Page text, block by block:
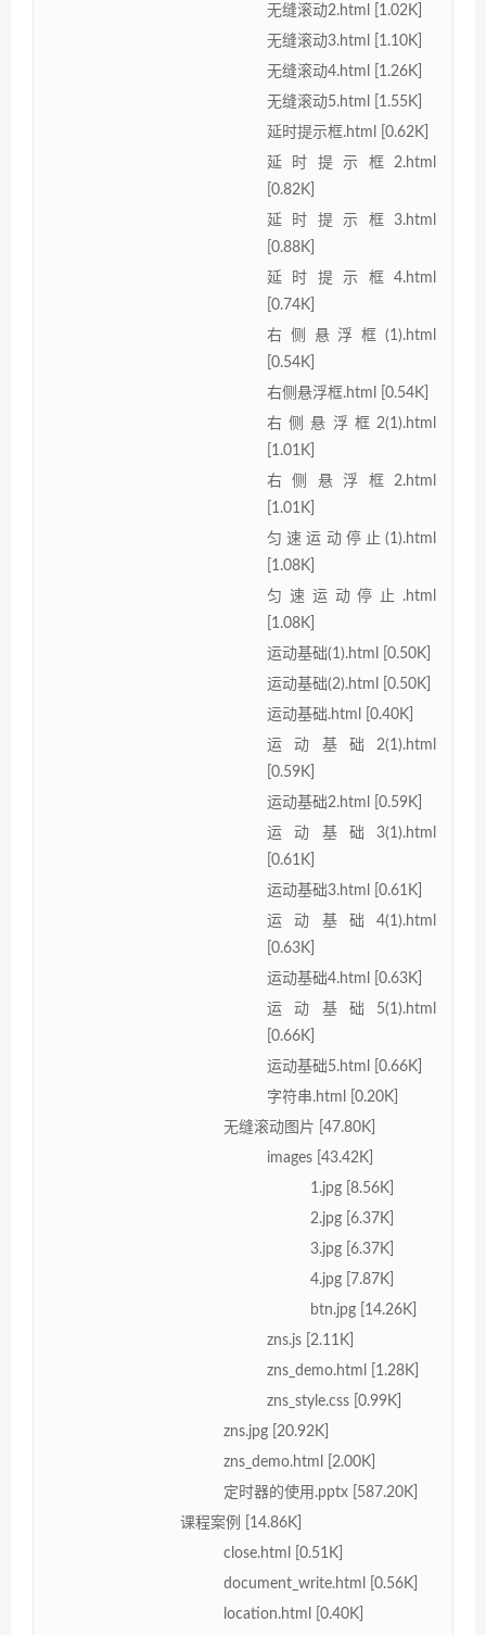
无缝滚动2.html [1.02K]
无缝滚动3.html [1.10K]
无缝滚动4.html [1.26K]
无缝滚动5.html [1.55K]
延时提示框.html [0.62K]
延时提示框2.html
[0.82K]
延时提示框3.html
[0.88K]
延时提示框4.html
[0.74K]
右侧悬浮框(1).html
[0.54K]
右侧悬浮框.html [0.54K]
右侧悬浮框2(1).html
[1.01K]
右侧悬浮框2.html
[1.01K]
匀速运动停止(1).html
[1.08K]
匀速运动停止.html
[1.08K]
运动基础(1).html [0.50K]
运动基础(2).html [0.50K]
运动基础.html [0.40K]
运动基础2(1).html
[0.59K]
运动基础2.html [0.59K]
运动基础3(1).html
[0.61K]
运动基础3.html [0.61K]
运动基础4(1).html
[0.63K]
运动基础4.html [0.63K]
运动基础5(1).html
[0.66K]
运动基础5.html [0.66K]
字符串.html [0.20K]
无缝滚动图片 [47.80K]
images [43.42K]
1.jpg [8.56K]
2.jpg [6.37K]
3.jpg [6.37K]
4.jpg [7.87K]
btn.jpg [14.26K]
zns.js [2.11K]
zns_demo.html [1.28K]
zns_style.css [0.99K]
zns.jpg [20.92K]
zns_demo.html [2.00K]
定时器的使用.pptx [587.20K]
课程案例 [14.86K]
close.html [0.51K]
document_write.html [0.56K]
location.html [0.40K]